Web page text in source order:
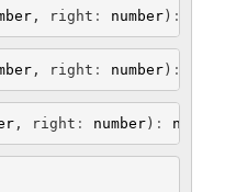
, right : number) :
, right : number) :
, right : number) : number